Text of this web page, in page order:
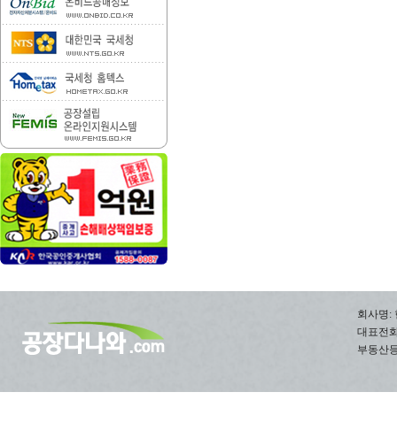
회사명:
대표전
부동산